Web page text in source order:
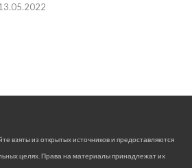
взяты из открытых источников и предоставляются
целях. Права на материалы принадлежат их